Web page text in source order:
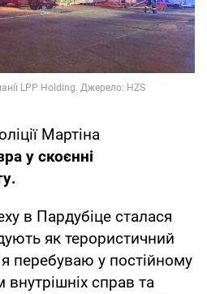
Мартіна
у скоєнні
в Пардубіце сталася
як терористичний
перебуваю у постійному
внутрішніх справ та